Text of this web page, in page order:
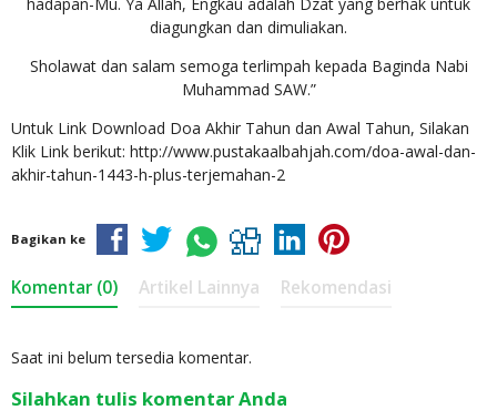
diagungkan dan dimuliakan.
Sholawat dan salam semoga terlimpah kepada Baginda Nabi
Muhammad SAW.”
Untuk Link Download Doa Akhir Tahun dan Awal Tahun, Silakan
Klik Link berikut: http://www.pustakaalbahjah.com/doa-awal-dan-
akhir-tahun-1443-h-plus-terjemahan-2
Bagikan ke
Komentar (0) Artikel Lainnya Rekomendasi
Saat ini belum tersedia komentar.
Silahkan tulis komentar Anda